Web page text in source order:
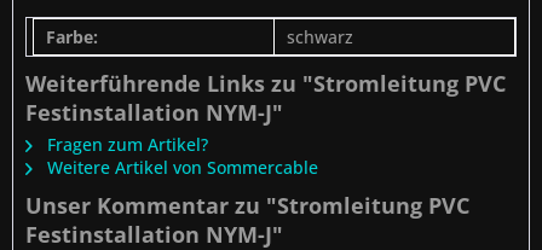
Farbe: schwarz
Weiterführende Links zu "Stromleitung PVC
Festinstallation NYM-J"
Fragen zum Artikel?
Weitere Artikel von Sommercable
Unser Kommentar zu "Stromleitung PVC
Festinstallation NYM-J"